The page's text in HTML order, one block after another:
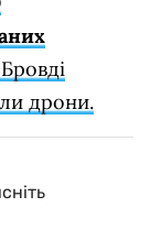
дрони.